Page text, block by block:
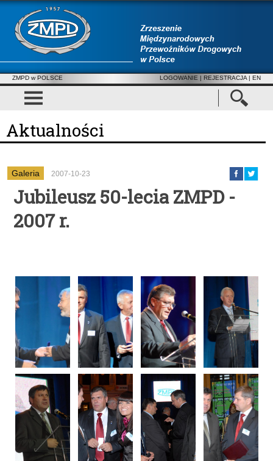
ZMPD w POLSCE LOGOWANIE | REJESTRACJA | EN
Aktualności
Galeria 2007-10-23
Jubileusz 50-lecia ZMPD -
2007 r.